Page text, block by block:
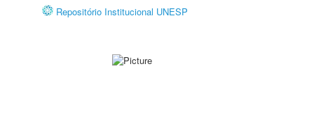
Repositório Institucional UNESP